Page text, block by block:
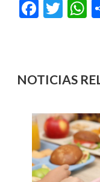
Facebook
Twitter
NOTICIAS